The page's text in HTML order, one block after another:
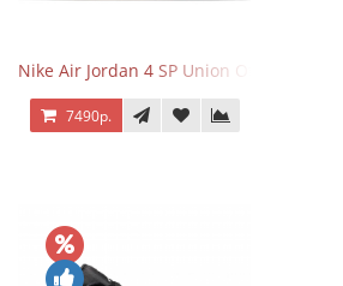
Nike Air Jordan 4 SP Union Off Noir
7490р.